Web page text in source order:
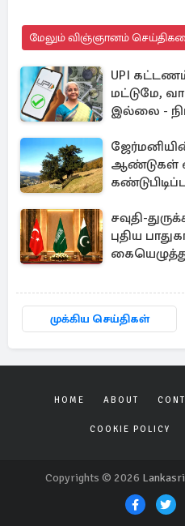
மேலும் விஞ்ஞானம்
UPI
மட்டுமே,
இல்லை -
ஆண்டுகள்
சவுதி-
புதிய
முக்கிய செய்திகள்
HOME ABOUT
COOKIE POLICY
Copyrights © 2026